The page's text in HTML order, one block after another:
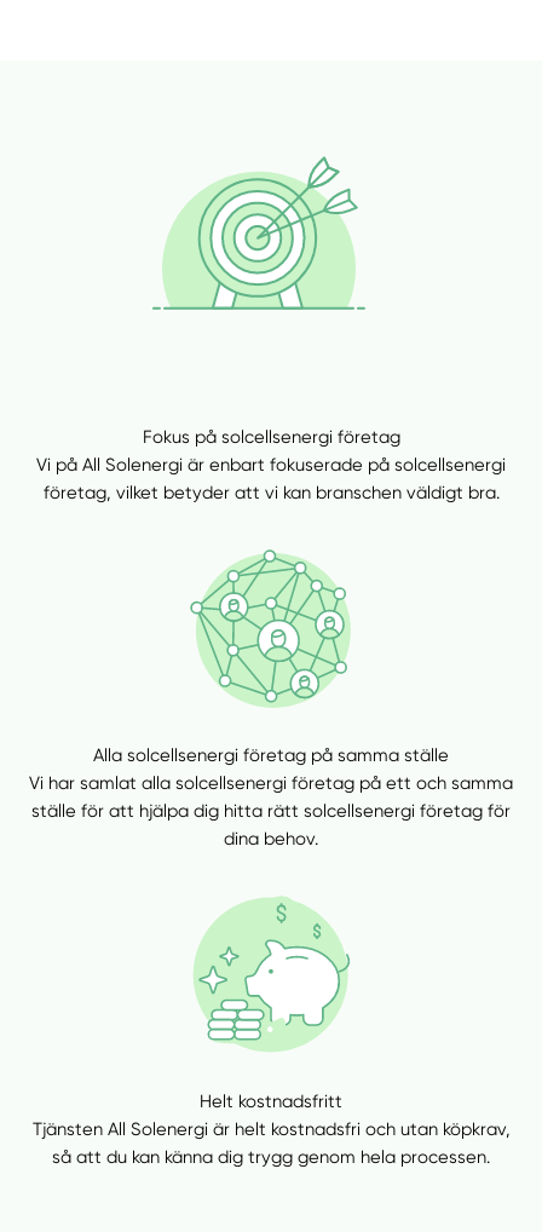
Fokus på solcellsenergi företag
Vi på All Solenergi är enbart fokuserade på solcellsenergi
företag, vilket betyder att vi kan branschen väldigt bra.
Alla solcellsenergi företag på samma ställe
Vi har samlat alla solcellsenergi företag på ett och samma
ställe för att hjälpa dig hitta rätt solcellsenergi företag för
dina behov.
Helt kostnadsfritt
Tjänsten All Solenergi är helt kostnadsfri och utan köpkrav,
så att du kan känna dig trygg genom hela processen.